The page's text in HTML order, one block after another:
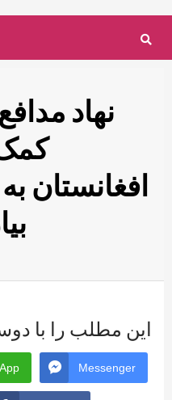
نهاد
افغانستان
این مطلب را با
Messenger